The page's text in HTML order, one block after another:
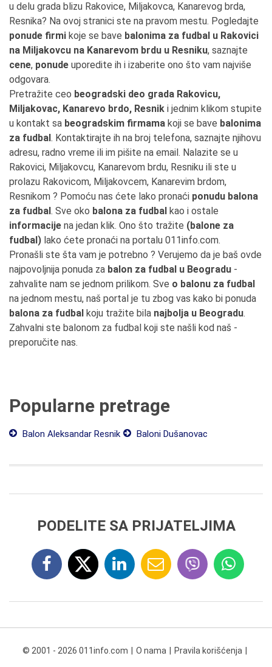
u delu grada blizu Rakovice, Miljakovca, Kanarevog brda,
Resnika? Na ovoj stranici ste na pravom mestu. Pogledajte
ponude firmi koje se bave balonima za fudbal u Rakovici
na Miljakovcu na Kanarevom brdu u Resniku, saznajte
cene, ponude uporedite ih i izaberite ono što vam najviše
odgovara.
Pretražite ceo beogradski deo grada Rakovicu,
Miljakovac, Kanarevo brdo, Resnik i jednim klikom stupite
u kontakt sa beogradskim firmama koji se bave balonima
za fudbal. Kontaktirajte ih na broj telefona, saznajte njihovu
adresu, radno vreme ili im pišite na email. Nalazite se u
Rakovici, Miljakovcu, Kanarevom brdu, Resniku ili ste u
prolazu Rakovicom, Miljakovcem, Kanarevim brdom,
Resnikom ? Pomoću nas ćete lako pronaći ponudu balona
za fudbal. Sve oko balona za fudbal kao i ostale
informacije na jedan klik. Ono što tražite (balone za
fudbal) lako ćete pronaći na portalu 011info.com.
Pronašli ste šta vam je potrebno ? Verujemo da je baš ovde
najpovoljnija ponuda za balon za fudbal u Beogradu -
zahvalite nam se jednom prilikom. Sve o balonu za fudbal
na jednom mestu, naš portal je tu zbog vas kako bi ponuda
balona za fudbal koju tražite bila najbolja u Beogradu.
Zahvalni ste balonom za fudbal koji ste našli kod naš -
preporučite nas.
Popularne pretrage
Balon Aleksandar Resnik Baloni Dušanovac
PODELITE SA PRIJATELJIMA
© 2001 - 2026 011info.com O nama Pravila korišćenja